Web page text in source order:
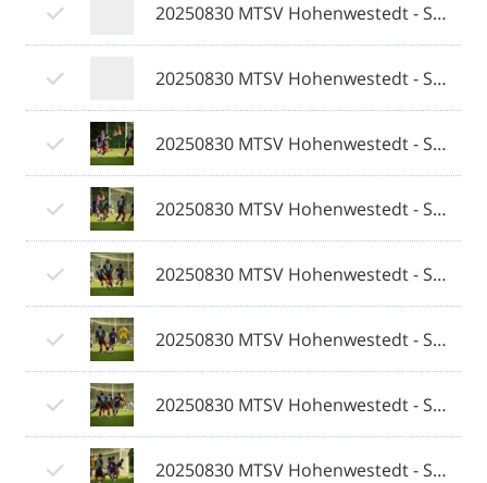
20250830 MTSV Hohenwestedt - SV Eichede © 2025 Olaf Wegerich_038.jpg
20250830 MTSV Hohenwestedt - SV Eichede © 2025 Olaf Wegerich_039.jpg
20250830 MTSV Hohenwestedt - SV Eichede © 2025 Olaf Wegerich_040.jpg
20250830 MTSV Hohenwestedt - SV Eichede © 2025 Olaf Wegerich_041.jpg
20250830 MTSV Hohenwestedt - SV Eichede © 2025 Olaf Wegerich_042.jpg
20250830 MTSV Hohenwestedt - SV Eichede © 2025 Olaf Wegerich_043.jpg
20250830 MTSV Hohenwestedt - SV Eichede © 2025 Olaf Wegerich_044.jpg
20250830 MTSV Hohenwestedt - SV Eichede © 2025 Olaf Wegerich_045.jpg